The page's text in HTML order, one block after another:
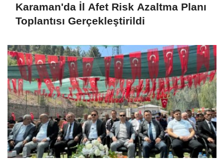
Karaman'da İl Afet Risk Azaltma Planı
Toplantısı Gerçekleştirildi